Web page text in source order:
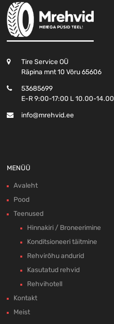
Tire Service OÜ
Räpina mnt 10 Võru 65606
53685699
E-R 9:00-17:00 L 10.00-14.00
info@mrehvid.ee
MENÜÜ
Avaleht
Pood
Teenused
Hinnakiri / Broneerimine
Konditsioneeri täitmine
Rehvirõhu andurid
Kasutatud rehvid
Rehvihotell
Kontakt
Meist